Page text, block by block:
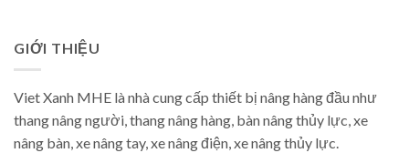
GIỚI THIỆU
Viet Xanh MHE là nhà cung cấp thiết bị nâng hàng đầu như
thang nâng người, thang nâng hàng, bàn nâng thủy lực, xe
nâng bàn, xe nâng tay, xe nâng điện, xe nâng thủy lực.